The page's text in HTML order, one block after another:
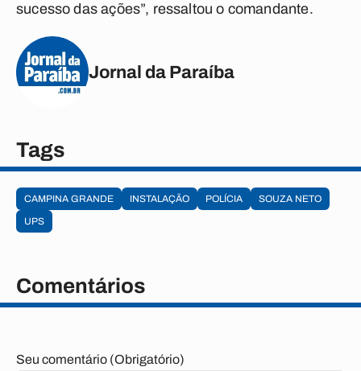
sucesso das ações”, ressaltou o comandante.
Jornal da Paraíba
Tags
CAMPINA GRANDE INSTALAÇÃO POLÍCIA
SOUZA NETO
UPS
Comentários
Seu comentário (Obrigatório)